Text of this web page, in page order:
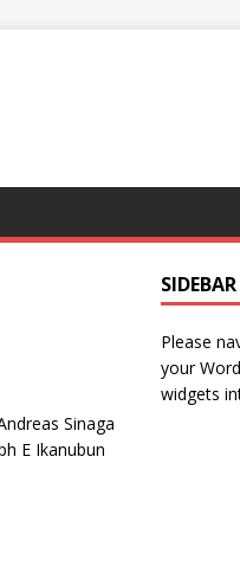
Sinaga
E Ikanubun
SIDEBAR
Please
your
widgets